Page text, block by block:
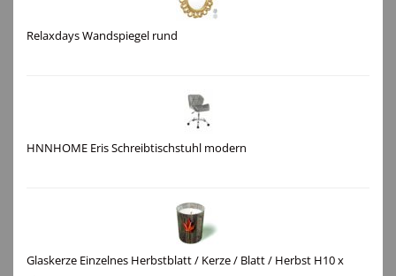
Relaxdays Wandspiegel rund
HNNHOME Eris Schreibtischstuhl modern
Glaskerze Einzelnes Herbstblatt / Kerze / Blatt / Herbst H10 x